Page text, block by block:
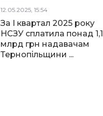
12.05.2025, 15:54
За I квартал 2025 року
НСЗУ сплатила понад 1,1
млрд грн надавачам
Тернопільщини ...